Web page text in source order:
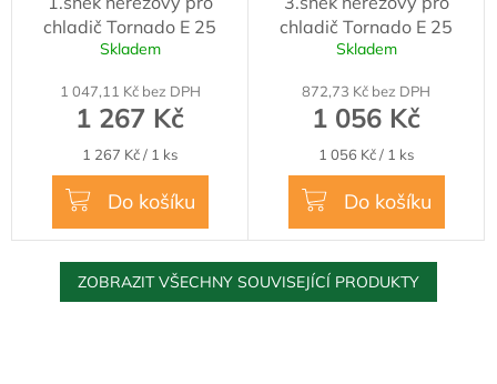
chladič Tornado E 25
Skladem
1 047,11 Kč bez DPH
1 267 Kč
Měrná
cena:
1 267 Kč / 1 ks
Do košíku
chladič Tornado E 25
Skladem
872,73 Kč bez DPH
1 056 Kč
Měrná
cena:
1 056 Kč / 1 ks
Do košíku
ZOBRAZIT VŠECHNY SOUVISEJÍCÍ PRODUKTY